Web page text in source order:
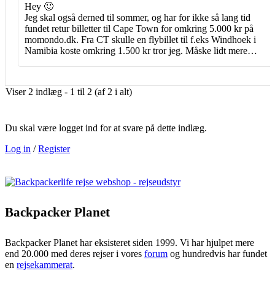
Hey 🙂
Jeg skal også derned til sommer, og har for ikke så lang tid
fundet retur billetter til Cape Town for omkring 5.000 kr på
momondo.dk. Fra CT skulle en flybillet til f.eks Windhoek i
Namibia koste omkring 1.500 kr tror jeg. Måske lidt mere…
Viser 2 indlæg - 1 til 2 (af 2 i alt)
Du skal være logget ind for at svare på dette indlæg.
Log in /Register
Backpacker Planet
Backpacker Planet har eksisteret siden 1999. Vi har hjulpet mere
end 20.000 med deres rejser i vores forum og hundredvis har fundet
en rejsekammerat.